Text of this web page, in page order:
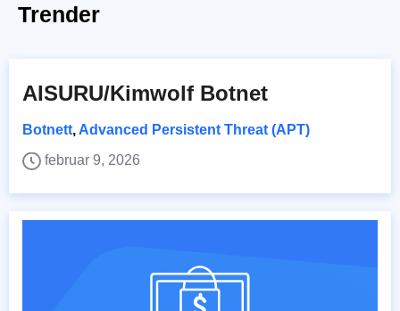
Trender
AISURU/Kimwolf Botnet
Botnett, Advanced Persistent Threat (APT)
februar 9, 2026